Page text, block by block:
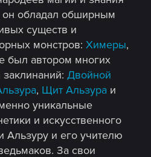
он обладал обширным
существ и
монстров: Химеры,
был автором многих
Двойной
, Щит Альзура и
уникальные
и искусственного
Альзуру и его учителю
За свои